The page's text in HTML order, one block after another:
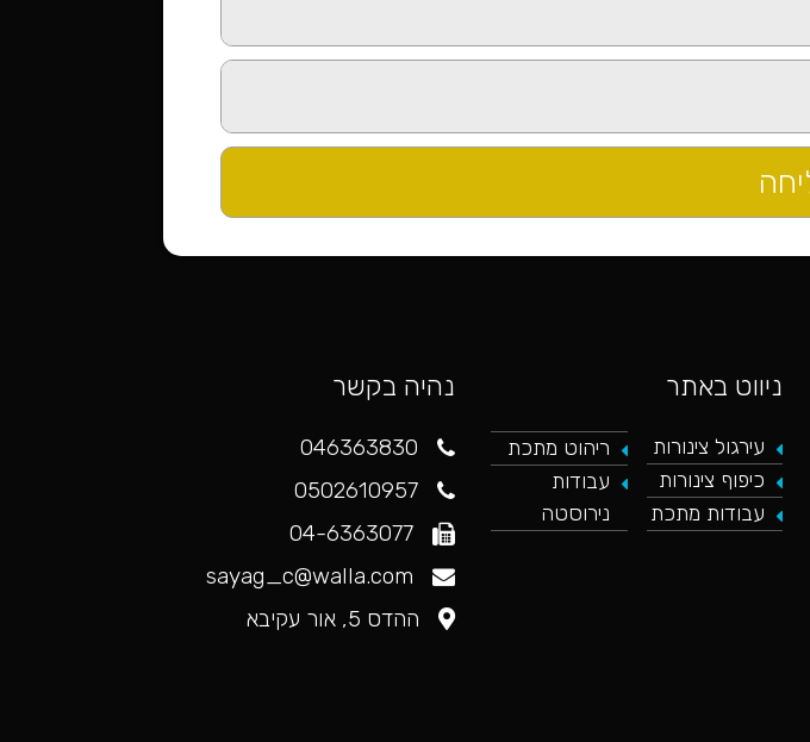
כאן מופיע חלון פייסבוק, למעבר לפייסבוק לחץ כאן
ניווט באתר
עירגול צינורות
כיפוף צינורות
עבודות מתכת
ריהוט מתכת
עבודות
נירוסטה
נהיה בקשר
046363830
0502610957
04-6363077
sayag_c@walla.com
ההדס 5, אור עקיבא